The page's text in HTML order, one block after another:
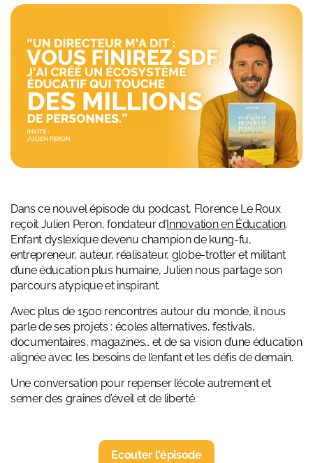
Dans ce nouvel épisode du podcast, Florence Le Roux
reçoit Julien Peron, fondateur d’Innovation en Éducation.
Enfant dyslexique devenu champion de kung-fu,
entrepreneur, auteur, réalisateur, globe-trotter et militant
d’une éducation plus humaine, Julien nous partage son
parcours atypique et inspirant.
Avec plus de 1500 rencontres autour du monde, il nous
parle de ses projets : écoles alternatives, festivals,
documentaires, magazines… et de sa vision d’une éducation
alignée avec les besoins de l’enfant et les défis de demain.
Une conversation pour repenser l’école autrement et
semer des graines d’éveil et de liberté.
Ecouter l'épisode